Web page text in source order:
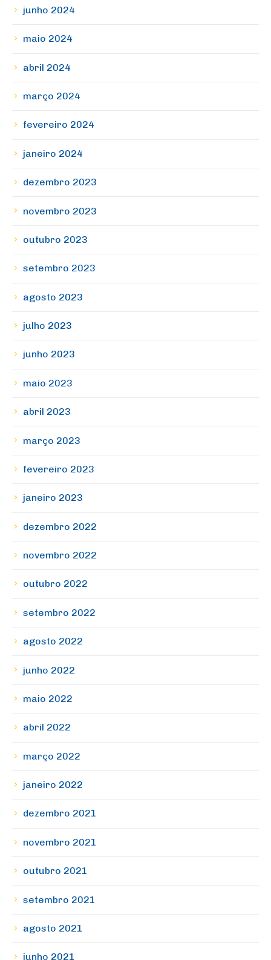
junho 2024
maio 2024
abril 2024
março 2024
fevereiro 2024
janeiro 2024
dezembro 2023
novembro 2023
outubro 2023
setembro 2023
agosto 2023
julho 2023
junho 2023
maio 2023
abril 2023
março 2023
fevereiro 2023
janeiro 2023
dezembro 2022
novembro 2022
outubro 2022
setembro 2022
agosto 2022
junho 2022
maio 2022
abril 2022
março 2022
janeiro 2022
dezembro 2021
novembro 2021
outubro 2021
setembro 2021
agosto 2021
junho 2021